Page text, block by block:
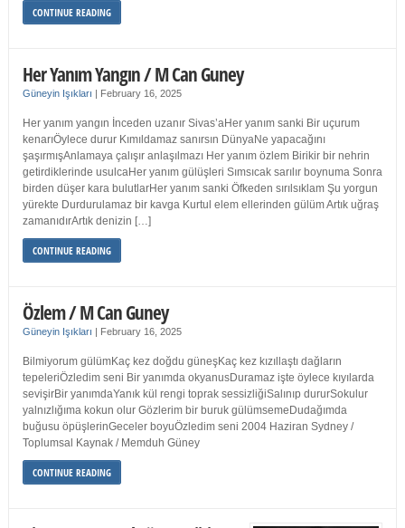
CONTINUE READING
Her Yanım Yangın / M Can Guney
Güneyin Işıkları | February 16, 2025
Her yanım yangın İnceden uzanır Sivas’aHer yanım sanki Bir uçurum
kenarıÖylece durur Kımıldamaz sanırsın DünyaNe yapacağını
şaşırmışAnlamaya çalışır anlaşılmazı Her yanım özlem Birikir bir nehrin
getirdiklerinde usulcaHer yanım gülüşleri Sımsıcak sarılır boynuma Sonra
birden düşer kara bulutlarHer yanım sanki Öfkeden sırılsıklam Şu yorgun
yürekte Durdurulamaz bir kavga Kurtul elem ellerinden gülüm Artık uğraş
zamanıdırArtık denizin […]
CONTINUE READING
Özlem / M Can Guney
Güneyin Işıkları | February 16, 2025
Bilmiyorum gülümKaç kez doğdu güneşKaç kez kızıllaştı dağların
tepeleriÖzledim seni Bir yanımda okyanusDuramaz işte öylece kıyılarda
sevişirBir yanımdaYanık kül rengi toprak sessizliğiSalınıp dururSokulur
yalnızlığıma kokun olur Gözlerim bir buruk gülümsemeDudağımda
buğusu öpüşlerinGeceler boyuÖzledim seni 2004 Haziran Sydney /
Toplumsal Kaynak / Memduh Güney
CONTINUE READING